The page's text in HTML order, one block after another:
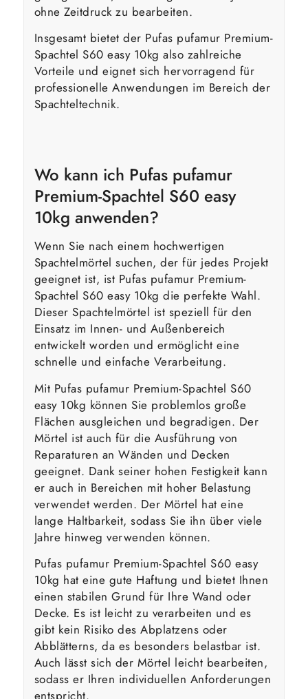
ohne Zeitdruck zu bearbeiten.
Insgesamt bietet der Pufas pufamur Premium-
Spachtel S60 easy 10kg also zahlreiche
Vorteile und eignet sich hervorragend für
professionelle Anwendungen im Bereich der
Spachteltechnik.
Wo kann ich Pufas pufamur
Premium-Spachtel S60 easy
10kg anwenden?
Wenn Sie nach einem hochwertigen
Spachtelmörtel suchen, der für jedes Projekt
geeignet ist, ist Pufas pufamur Premium-
Spachtel S60 easy 10kg die perfekte Wahl.
Dieser Spachtelmörtel ist speziell für den
Einsatz im Innen- und Außenbereich
entwickelt worden und ermöglicht eine
schnelle und einfache Verarbeitung.
Mit Pufas pufamur Premium-Spachtel S60
easy 10kg können Sie problemlos große
Flächen ausgleichen und begradigen. Der
Mörtel ist auch für die Ausführung von
Reparaturen an Wänden und Decken
geeignet. Dank seiner hohen Festigkeit kann
er auch in Bereichen mit hoher Belastung
verwendet werden. Der Mörtel hat eine
lange Haltbarkeit, sodass Sie ihn über viele
Jahre hinweg verwenden können.
Pufas pufamur Premium-Spachtel S60 easy
10kg hat eine gute Haftung und bietet Ihnen
einen stabilen Grund für Ihre Wand oder
Decke. Es ist leicht zu verarbeiten und es
gibt kein Risiko des Abplatzens oder
Abblätterns, da es besonders belastbar ist.
Auch lässt sich der Mörtel leicht bearbeiten,
sodass er Ihren individuellen Anforderungen